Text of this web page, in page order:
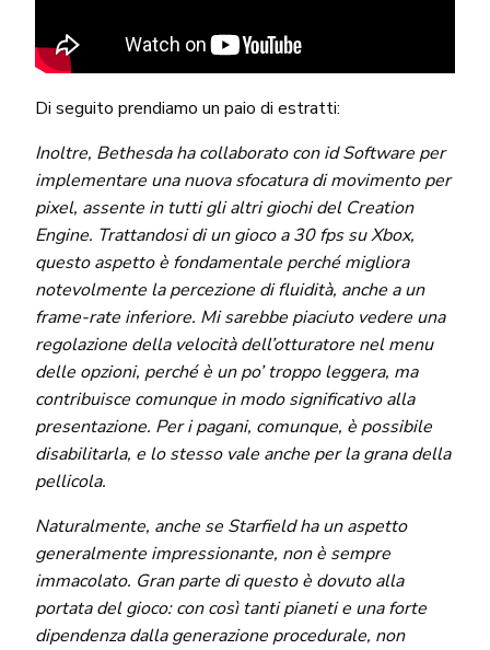
Di seguito prendiamo un paio di estratti:
Inoltre, Bethesda ha collaborato con id Software per
implementare una nuova sfocatura di movimento per
pixel, assente in tutti gli altri giochi del Creation
Engine. Trattandosi di un gioco a 30 fps su Xbox,
questo aspetto è fondamentale perché migliora
notevolmente la percezione di fluidità, anche a un
frame-rate inferiore. Mi sarebbe piaciuto vedere una
regolazione della velocità dell’otturatore nel menu
delle opzioni, perché è un po’ troppo leggera, ma
contribuisce comunque in modo significativo alla
presentazione. Per i pagani, comunque, è possibile
disabilitarla, e lo stesso vale anche per la grana della
pellicola.
Naturalmente, anche se Starfield ha un aspetto
generalmente impressionante, non è sempre
immacolato. Gran parte di questo è dovuto alla
portata del gioco: con così tanti pianeti e una forte
dipendenza dalla generazione procedurale, non